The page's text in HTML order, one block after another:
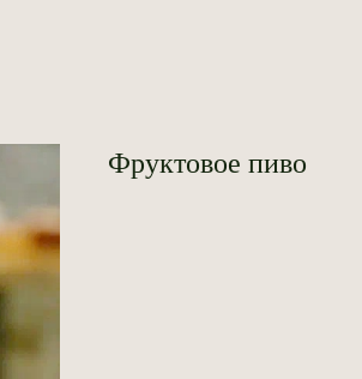
Фруктовое пиво